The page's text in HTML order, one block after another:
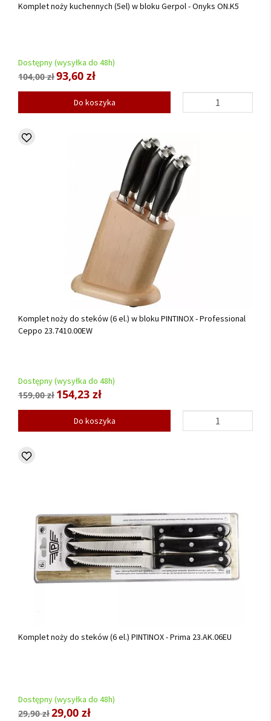
Komplet noży kuchennych (5el) w bloku Gerpol - Onyks ON.K5
Dostępny (wysyłka do 48h)
104,00 zł93,60 zł
Do koszyka
Komplet noży do steków (6 el.) w bloku PINTINOX - Professional
Ceppo 23.7410.00EW
Dostępny (wysyłka do 48h)
159,00 zł 154,23 zł
Do koszyka
Komplet noży do steków (6 el.) PINTINOX - Prima 23.AK.06EU
Dostępny (wysyłka do 48h)
29,90 zł29,00 zł